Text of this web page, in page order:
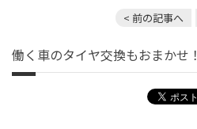
< 前の記事へ
働く車のタイヤ交換もおまかせ！